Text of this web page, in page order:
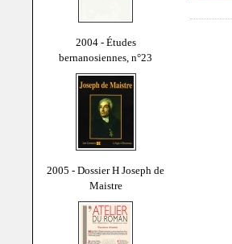
2004 - Études
bernanosiennes, n°23
2005 - Dossier H Joseph de
Maistre